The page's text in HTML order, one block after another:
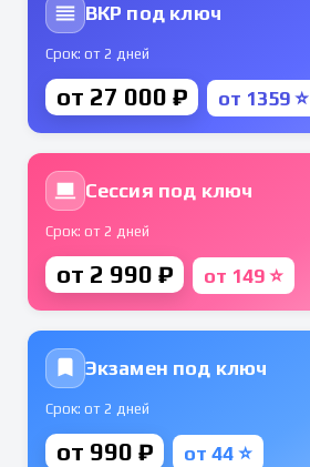
ВКР под ключ
Срок: от 2 дней
от 27 000 ₽ от 1359 ⭐
Сессия под ключ
Срок: от 2 дней
от 2 990 ₽ от 149 ⭐
Экзамен под ключ
Срок: от 2 дней
от 990 ₽ от 44 ⭐